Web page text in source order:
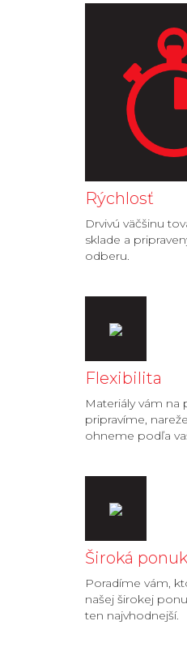
Rýchlosť
Drvivú väčšinu
sklade a
odberu.
Flexibilita
Materiály vám na
pripravíme,
ohneme podľa
Široká
Poradíme vám,
našej širokej
ten najvhodnejší.